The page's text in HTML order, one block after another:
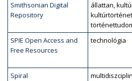
Smithsonian Digital
Repository
állattan,
SPIE Open Access and
Free Resources
technológia
Spiral